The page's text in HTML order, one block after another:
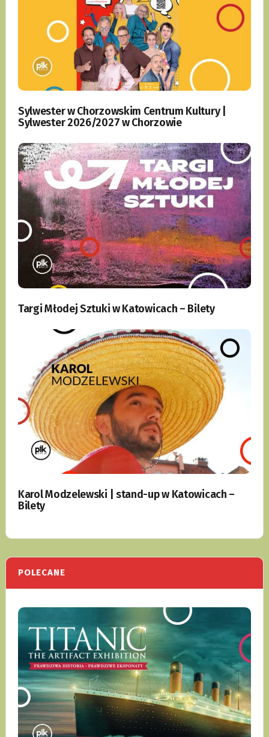
Sylwester w Chorzowskim Centrum Kultury |
Sylwester 2026/2027 w Chorzowie
Targi Młodej Sztuki w Katowicach – Bilety
Karol Modzelewski | stand-up w Katowicach –
Bilety
POLECANE